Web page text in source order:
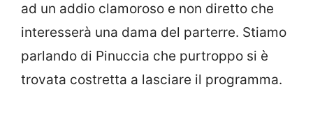
ad un addio clamoroso e non diretto che
interesserà una dama del parterre. Stiamo
parlando di Pinuccia che purtroppo si è
trovata costretta a lasciare il programma.